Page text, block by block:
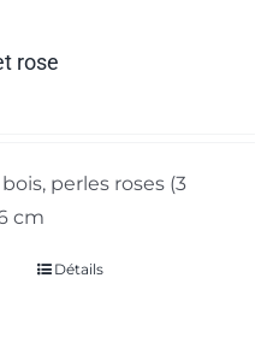
rose
perles roses (3
cm
Détails